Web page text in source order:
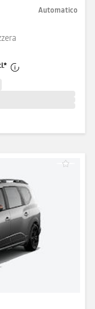
Automatico
*